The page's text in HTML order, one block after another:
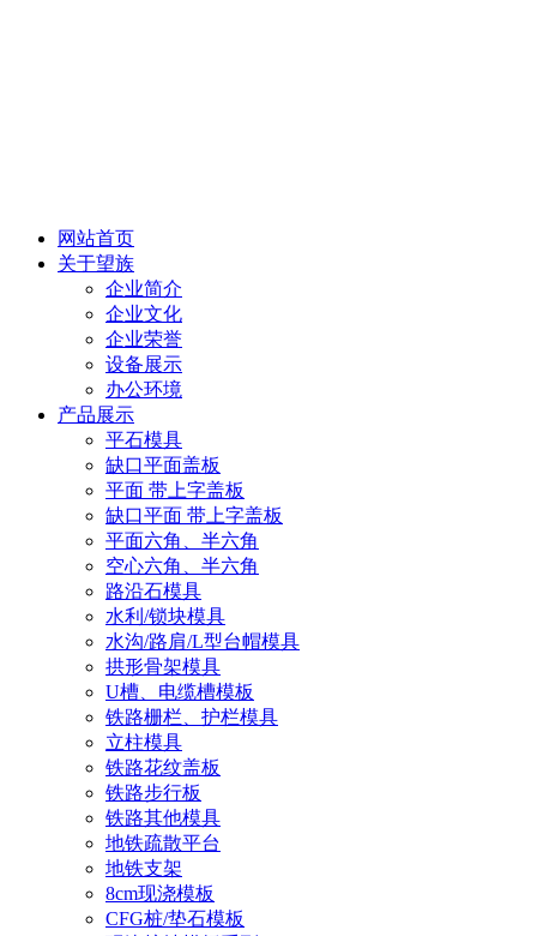
网站首页
关于望族
企业简介
企业文化
企业荣誉
设备展示
办公环境
产品展示
平石模具
缺口平面盖板
平面 带上字盖板
缺口平面 带上字盖板
平面六角、半六角
空心六角、半六角
路沿石模具
水利/锁块模具
水沟/路肩/L型台帽模具
拱形骨架模具
U槽、电缆槽模板
铁路栅栏、护栏模具
立柱模具
铁路花纹盖板
铁路步行板
铁路其他模具
地铁疏散平台
地铁支架
8cm现浇模板
CFG桩/垫石模板